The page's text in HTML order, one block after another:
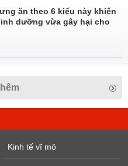
ăn theo 6 kiểu này khiến
dưỡng vừa gây hại cho
Kinh tế vĩ mô